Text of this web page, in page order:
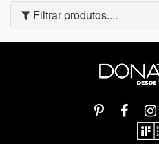
Filtrar produtos....